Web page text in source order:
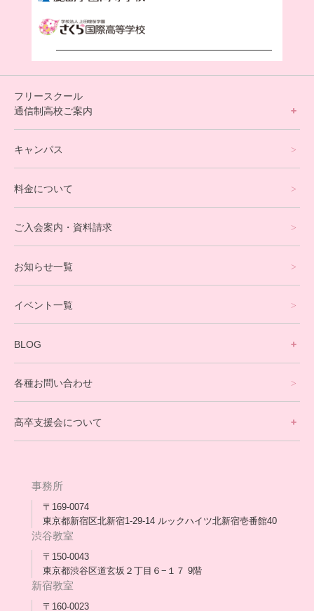
フリースクール
通信制高校ご案内
オンラインコース
eスポーツコース
就労支援コース
英会話・海外留学コース
寮生活サポート
卒業生の今
アウトリーチ支援
[家庭訪問カウンセリング]
キャンパス
料金について
ご入会案内・資料請求
お知らせ一覧
イベント一覧
BLOG
保護者交流だより一覧
会長コラム一覧
各種お問い合わせ
高卒支援会について
メディア出演
スタッフ紹介
合格・進路実績
事務所
〒169-0074
東京都新宿区北新宿1-29-14 ルックハイツ北新宿壱番館40
渋谷教室
〒150-0043
東京都渋谷区道玄坂２丁目６−１７ 9階
新宿教室
〒160-0023